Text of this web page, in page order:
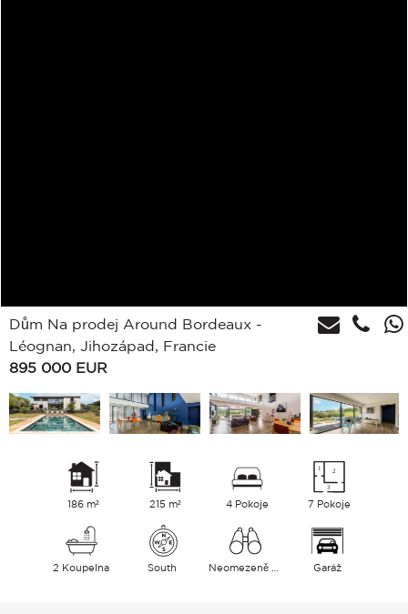
Dům Na prodej Around Bordeaux -
Léognan, Jihozápad, Francie
895 000 EUR
186 m² 215 m² 4 Pokoje 7 Pokoje
2 Koupelna South Garáž